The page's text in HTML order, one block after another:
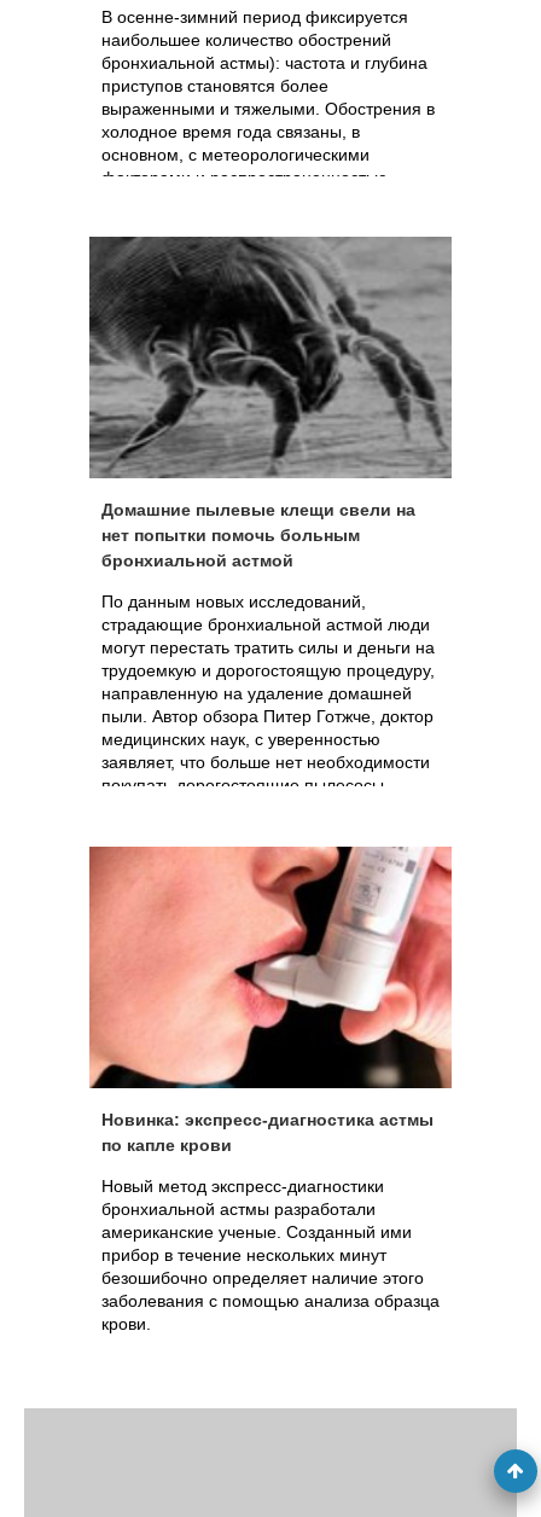
В осенне-зимний период фиксируется
наибольшее количество обострений
бронхиальной астмы): частота и глубина
приступов становятся более
выраженными и тяжелыми. Обострения в
холодное время года связаны, в
основном, с метеорологическими
факторами и распространенностью
Домашние пылевые клещи свели на
нет попытки помочь больным
бронхиальной астмой
По данным новых исследований,
страдающие бронхиальной астмой люди
могут перестать тратить силы и деньги на
трудоемкую и дорогостоящую процедуру,
направленную на удаление домашней
пыли. Автор обзора Питер Готжче, доктор
медицинских наук, с уверенностью
заявляет, что больше нет необходимости
покупать дорогостоящие пылесосы,
живущих в домашней пыли, поскольку это
совершенно не влияет на результаты
Новинка: экспресс-диагностика астмы
по капле крови
Новый метод экспресс-диагностики
бронхиальной астмы разработали
американские ученые. Созданный ими
прибор в течение нескольких минут
безошибочно определяет наличие этого
заболевания с помощью анализа образца
крови.